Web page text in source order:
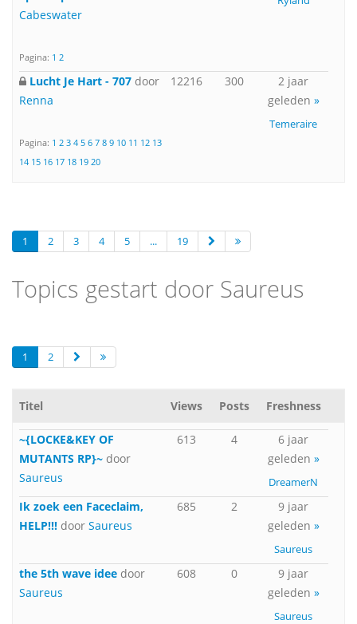
Cabeswater
Pagina: 1 2
Lucht Je Hart - 707 door
Renna
Pagina: 1 2 3 4 5 6 7 8 9 10 11 12 13
14 15 16 17 18 19 20
12216 300
2 jaar
geleden »
Temeraire
1 2 3 4 5 ... 19
Topics gestart door Saureus
1 2
Titel Views Posts Freshness
~{LOCKE&KEY OF
MUTANTS RP}~ door
Saureus
613 4
6 jaar
geleden »
DreamerN
Ik zoek een Faceclaim,
HELP!!! door Saureus
685 2
9 jaar
geleden »
Saureus
the 5th wave idee door
Saureus
608 0
9 jaar
geleden »
Saureus